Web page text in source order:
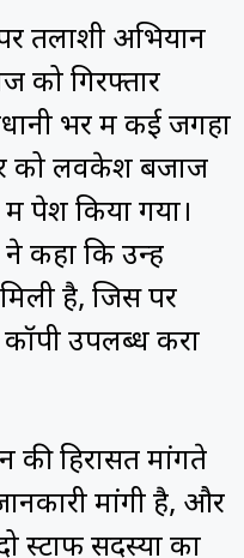
तलाशी अभियान
को गिरफ्तार
भर में कई जगहों
को लवकेश बजाज
पेश किया गया।
कहा कि उन्हें
है, जिस पर
उपलब्ध करा
की हिरासत मांगते
मांगी है, और
स्टाफ सदस्यों का